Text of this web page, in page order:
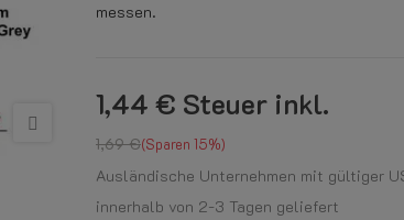
messen.
1,44 € Steuer inkl.
1,69 € Sparen 15%
Ausländische Unternehmen mit gültiger
innerhalb von 2-3 Tagen geliefert